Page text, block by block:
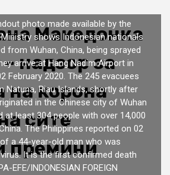
Македонка
надзор за
на корона
сите
премини
photo made available by the
shows Indonesian nationals
from Wuhan, China, being sprayed
arrive at Hang Nadim Airport in
February 2020. The 245 evacuees
Natuna, Riau Islands, shortly after
in the Chinese city of Wuhan
at least 304 people with over 14,000
The Philippines reported on 02
a 44-year-old man who was
It is the first confirmed death
EFE/INDONESIAN FOREIGN